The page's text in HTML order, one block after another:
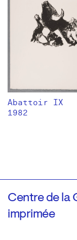
Abattoir IX
1982
Centre de la
imprimée